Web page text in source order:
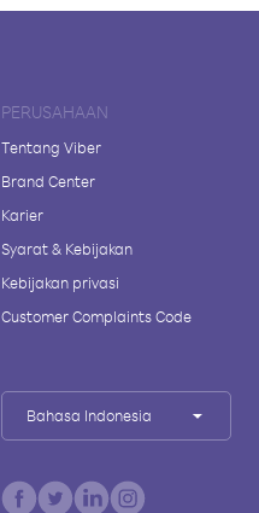
PERUSAHAAN
Tentang Viber
Brand Center
Karier
Syarat & Kebijakan
Kebijakan privasi
Customer Complaints Code
Bahasa Indonesia